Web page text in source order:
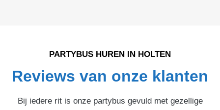
PARTYBUS HUREN IN HOLTEN
Reviews van onze klanten
Bij iedere rit is onze partybus gevuld met gezellige